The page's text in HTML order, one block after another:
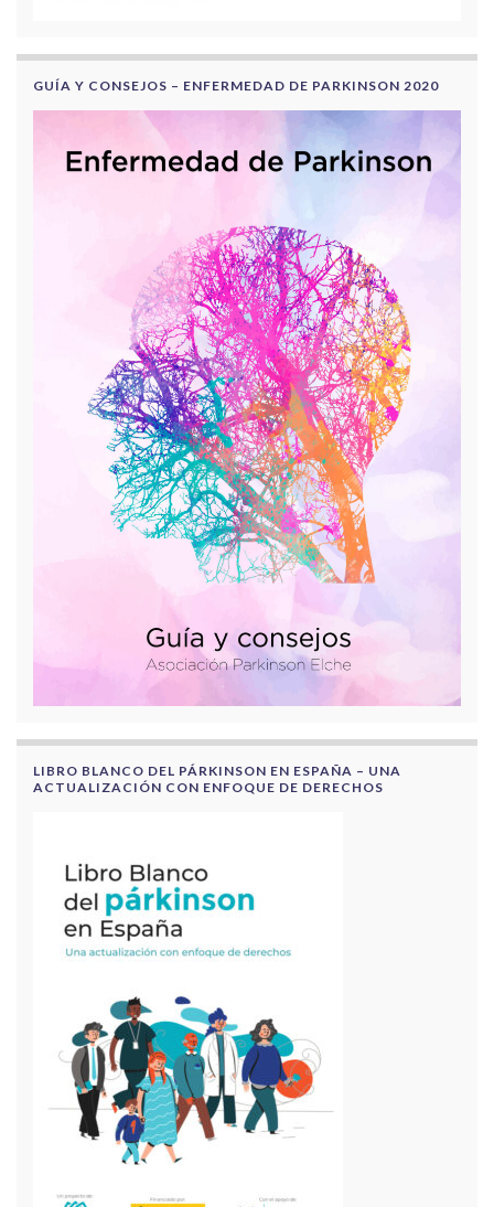
GUÍA Y CONSEJOS – ENFERMEDAD DE PARKINSON 2020
LIBRO BLANCO DEL PÁRKINSON EN ESPAÑA – UNA
ACTUALIZACIÓN CON ENFOQUE DE DERECHOS